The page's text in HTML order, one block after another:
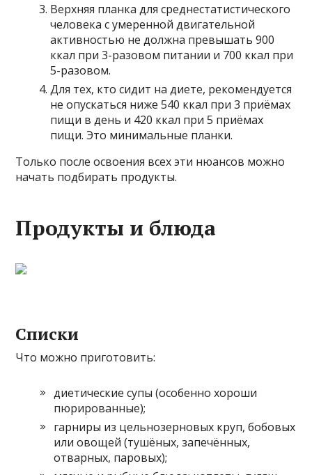
Верхняя планка для среднестатистического
человека с умеренной двигательной
активностью не должна превышать 900
ккал при 3-разовом питании и 700 ккал при
5-разовом.
Для тех, кто сидит на диете, рекомендуется
не опускаться ниже 540 ккал при 3 приёмах
пищи в день и 420 ккал при 5 приёмах
пищи. Это минимальные планки.
Только после освоения всех эти нюансов можно
начать подбирать продукты.
Продукты и блюда
Списки
Что можно приготовить:
диетические супы (особенно хороши
пюрированные);
гарниры из цельнозерновых круп, бобовых
или овощей (тушёных, запечённых,
отварных, паровых);